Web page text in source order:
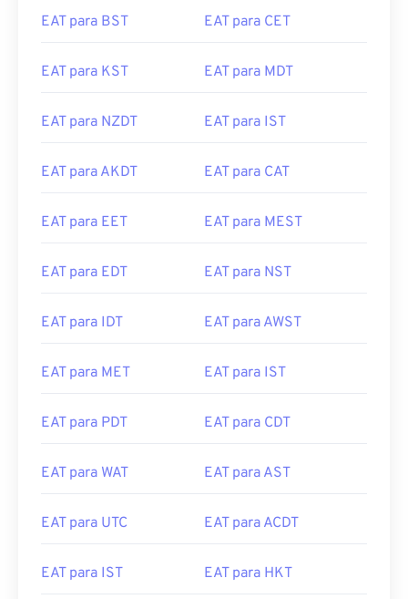
EAT para BST EAT para CET
EAT para KST EAT para MDT
EAT para NZDT EAT para IST
EAT para AKDT EAT para CAT
EAT para EET EAT para MEST
EAT para EDT EAT para NST
EAT para IDT EAT para AWST
EAT para MET EAT para IST
EAT para PDT EAT para CDT
EAT para WAT EAT para AST
EAT para UTC EAT para ACDT
EAT para IST EAT para HKT